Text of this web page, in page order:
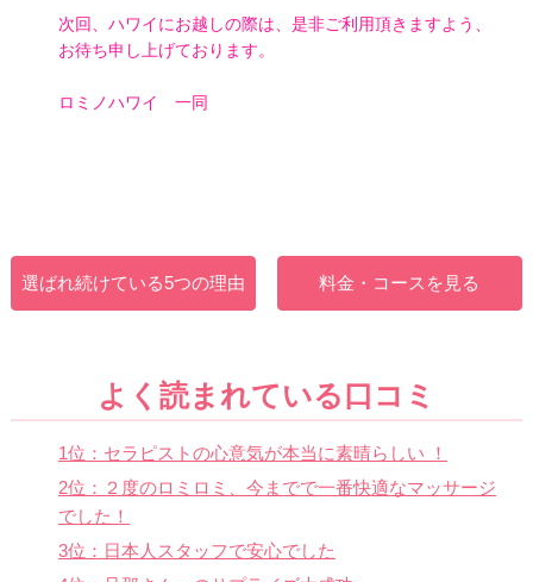
次回、ハワイにお越しの際は、是非ご利用頂きますよう、
お待ち申し上げております。
ロミノハワイ 一同
選ばれ続けている5つの理由 料金・コースを見る
よく読まれている口コミ
1位：セラピストの心意気が本当に素晴らしい ！
2位：２度のロミロミ、今までで一番快適なマッサージ
でした！
3位：日本人スタッフで安心でした